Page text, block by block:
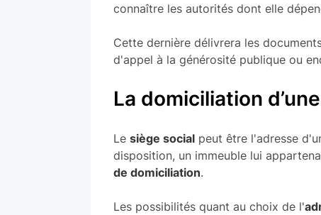
connaître les autorités dont elle
Cette dernière délivrera les
d'appel à la générosité publique ou
La domiciliation
Le siège social peut être l'adresse
disposition, un immeuble lui
de domiciliation.
Les possibilités quant au choix de l'